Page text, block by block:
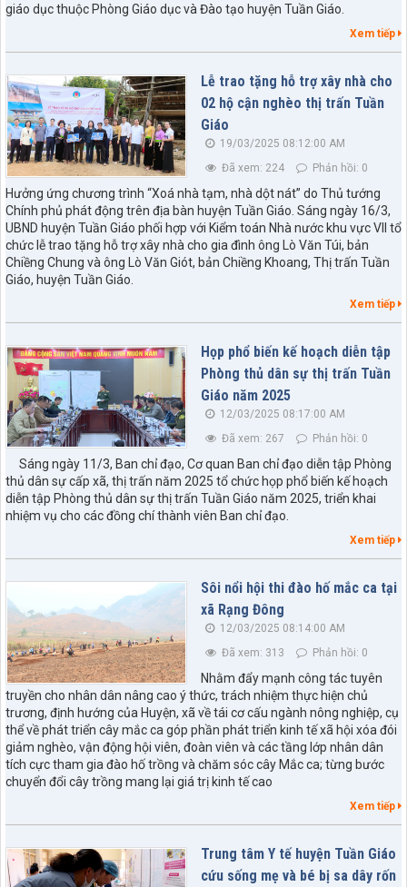
giáo dục thuộc Phòng Giáo dục và Đào tạo huyện Tuần Giáo.
Xem tiếp
Lễ trao tặng hỗ trợ xây nhà cho
02 hộ cận nghèo thị trấn Tuần
Giáo
19/03/2025 08:12:00 AM
Đã xem: 224
Phản hồi: 0
Hưởng ứng chương trình “Xoá nhà tạm, nhà dột nát” do Thủ tướng
Chính phủ phát động trên địa bàn huyện Tuần Giáo. Sáng ngày 16/3,
UBND huyện Tuần Giáo phối hợp với Kiểm toán Nhà nước khu vực VII tổ
chức lễ trao tặng hỗ trợ xây nhà cho gia đình ông Lò Văn Túi, bản
Chiềng Chung và ông Lò Văn Giót, bản Chiềng Khoang, Thị trấn Tuần
Giáo, huyện Tuần Giáo.
Xem tiếp
Họp phổ biến kế hoạch diễn tập
Phòng thủ dân sự thị trấn Tuần
Giáo năm 2025
12/03/2025 08:17:00 AM
Đã xem: 267
Phản hồi: 0
Sáng ngày 11/3, Ban chỉ đạo, Cơ quan Ban chỉ đạo diễn tập Phòng
thủ dân sự cấp xã, thị trấn năm 2025 tổ chức họp phổ biến kế hoạch
diễn tập Phòng thủ dân sự thị trấn Tuần Giáo năm 2025, triển khai
nhiệm vụ cho các đồng chí thành viên Ban chỉ đạo.
Xem tiếp
Sôi nổi hội thi đào hố mắc ca tại
xã Rạng Đông
12/03/2025 08:14:00 AM
Đã xem: 313
Phản hồi: 0
Nhằm đẩy mạnh công tác tuyên
truyền cho nhân dân nâng cao ý thức, trách nhiệm thực hiện chủ
trương, định hướng của Huyện, xã về tái cơ cấu ngành nông nghiệp, cụ
thể về phát triển cây mắc ca góp phần phát triển kinh tế xã hội xóa đói
giảm nghèo, vận động hội viên, đoàn viên và các tầng lớp nhân dân
tích cực tham gia đào hố trồng và chăm sóc cây Mắc ca; từng bước
chuyển đổi cây trồng mang lại giá trị kinh tế cao
Xem tiếp
Trung tâm Y tế huyện Tuần Giáo
cứu sống mẹ và bé bị sa dây rốn